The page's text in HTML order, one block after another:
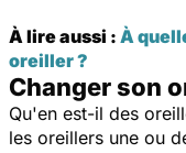
À lire aussi : À
oreiller ?
Changer son
Qu'en est-il des
les oreillers une ou